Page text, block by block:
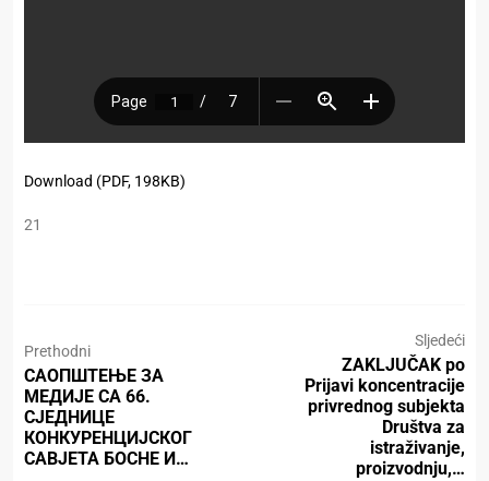
Download (PDF, 198KB)
21
Prethodni
САОПШТЕЊЕ ЗА
МЕДИЈЕ СА 66.
СЈЕДНИЦЕ
КОНКУРЕНЦИЈСКОГ
САВЈЕТА БОСНЕ И…
Sljedeći
ZAKLJUČAK po
Prijavi koncentracije
privrednog subjekta
Društva za
istraživanje,
proizvodnju,…